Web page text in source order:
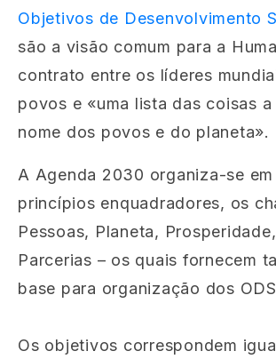
Objetivos de Desenvolvimento
são a visão comum para a
contrato entre os líderes
povos e «uma lista das coisas a
nome dos povos e do planeta».
A Agenda 2030 organiza-se
princípios enquadradores, os
Pessoas, Planeta,
Parcerias – os quais fornecem
base para organização dos
Os objetivos correspondem